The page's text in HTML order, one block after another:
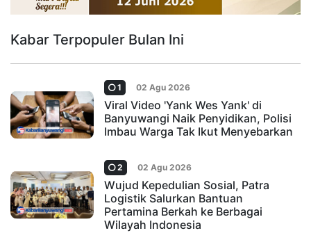
Kabar Terpopuler Bulan Ini
1 02 Agu 2026
Viral Video 'Yank Wes Yank' di
Banyuwangi Naik Penyidikan, Polisi
Imbau Warga Tak Ikut Menyebarkan
2 02 Agu 2026
Wujud Kepedulian Sosial, Patra
Logistik Salurkan Bantuan
Pertamina Berkah ke Berbagai
Wilayah Indonesia